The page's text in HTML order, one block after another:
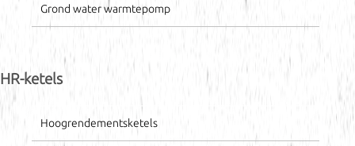
Grond water warmtepomp
HR-ketels
Hoogrendementsketels